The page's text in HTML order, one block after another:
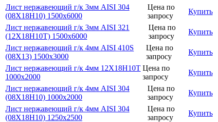
Лист нержавеющий г/к 3мм AISI 304
(08Х18Н10) 1500х6000
Цена по
запросу
Купить
Лист нержавеющий г/к 3мм AISI 321
(12Х18Н10Т) 1500х6000
Цена по
запросу
Купить
Лист нержавеющий г/к 4мм AISI 410S
(08Х13) 1500х3000
Цена по
запросу
Купить
Лист нержавеющий г/к 4мм 12Х18Н10Т
1000х2000
Цена по
запросу
Купить
Лист нержавеющий г/к 4мм AISI 304
(08Х18Н10) 1000х2000
Цена по
запросу
Купить
Лист нержавеющий г/к 4мм AISI 304
(08Х18Н10) 1250х2500
Цена по
запросу
Купить